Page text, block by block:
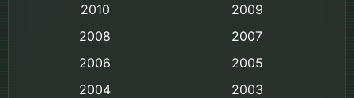
2010
2009
2008
2007
2006
2005
2004
2003